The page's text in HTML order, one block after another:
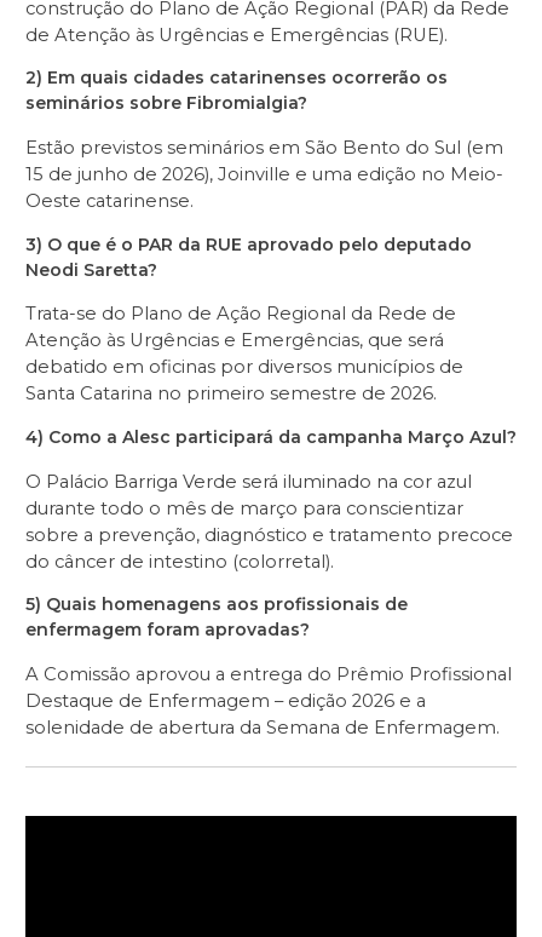
construção do Plano de Ação Regional (PAR) da Rede
de Atenção às Urgências e Emergências (RUE).
2) Em quais cidades catarinenses ocorrerão os
seminários sobre Fibromialgia?
Estão previstos seminários em São Bento do Sul (em
15 de junho de 2026), Joinville e uma edição no Meio-
Oeste catarinense.
3) O que é o PAR da RUE aprovado pelo deputado
Neodi Saretta?
Trata-se do Plano de Ação Regional da Rede de
Atenção às Urgências e Emergências, que será
debatido em oficinas por diversos municípios de
Santa Catarina no primeiro semestre de 2026.
4) Como a Alesc participará da campanha Março Azul?
O Palácio Barriga Verde será iluminado na cor azul
durante todo o mês de março para conscientizar
sobre a prevenção, diagnóstico e tratamento precoce
do câncer de intestino (colorretal).
5) Quais homenagens aos profissionais de
enfermagem foram aprovadas?
A Comissão aprovou a entrega do Prêmio Profissional
Destaque de Enfermagem – edição 2026 e a
solenidade de abertura da Semana de Enfermagem.